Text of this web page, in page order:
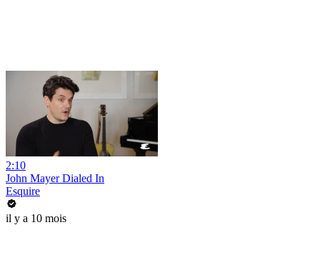
2:10
John Mayer Dialed In
Esquire
il y a 10 mois